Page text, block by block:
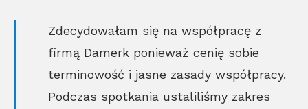
Zdecydowałam się na współpracę z
firmą Damerk ponieważ cenię sobie
terminowość i jasne zasady współpracy.
Podczas spotkania ustaliliśmy zakres